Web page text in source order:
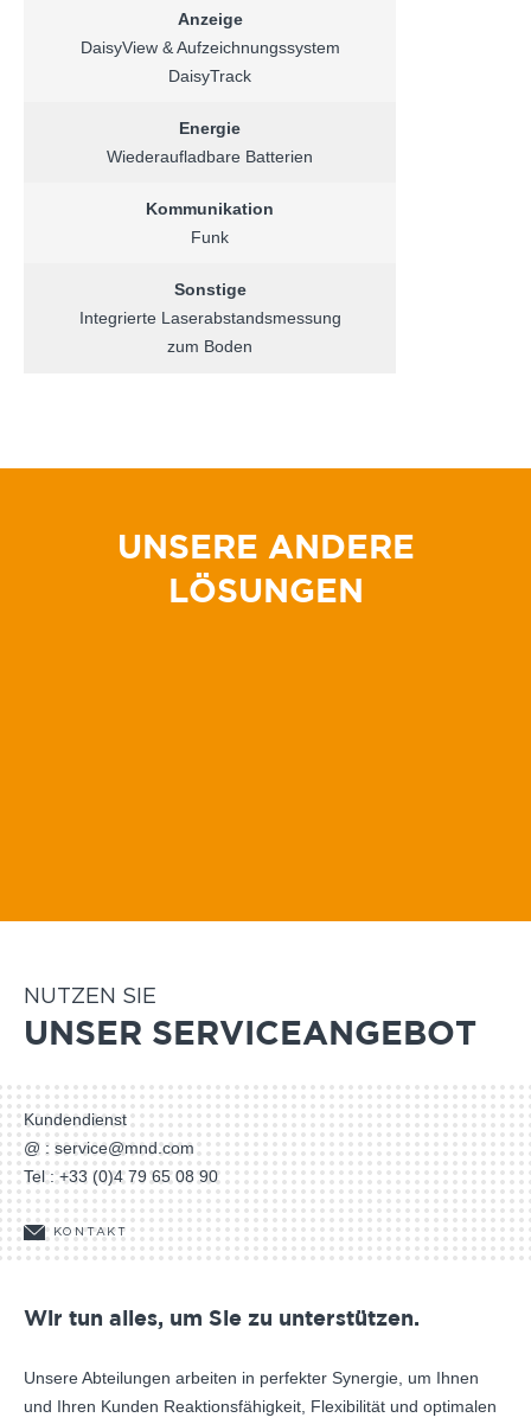
Anzeige
DaisyView & Aufzeichnungssystem
DaisyTrack
Energie
Wiederaufladbare Batterien
Kommunikation
Funk
Sonstige
Integrierte Laserabstandsmessung
zum Boden
UNSERE ANDERE
LÖSUNGEN
NUTZEN SIE
UNSER SERVICEANGEBOT
Kundendienst
@ : service@mnd.com
Tel :+33 (0)4 79 65 08 90
KONTAKT
Wir tun alles, um Sie zu unterstützen.
Unsere Abteilungen arbeiten in perfekter Synergie, um Ihnen
und Ihren Kunden Reaktionsfähigkeit, Flexibilität und optimalen